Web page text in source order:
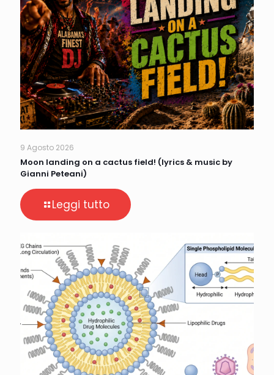
9 Agosto 2026
Moon landing on a cactus field! (lyrics & music by
Gianni Peteani)
Leggi tutto